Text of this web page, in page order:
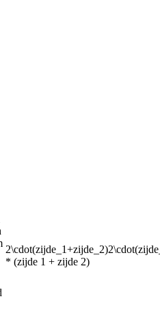
* (zijde 1 + zijde 2)